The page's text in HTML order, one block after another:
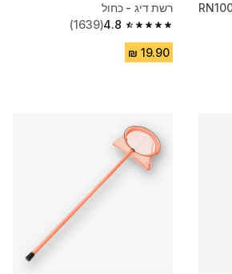
רשת דיג - כחול
4.8
4.8 out of 5 stars from 1639 reviews
(1639)